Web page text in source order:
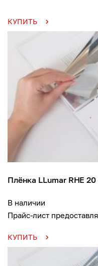
КУПИТЬ
Плёнка LLumar RHE 20
В наличии
Прайс-лист
КУПИТЬ